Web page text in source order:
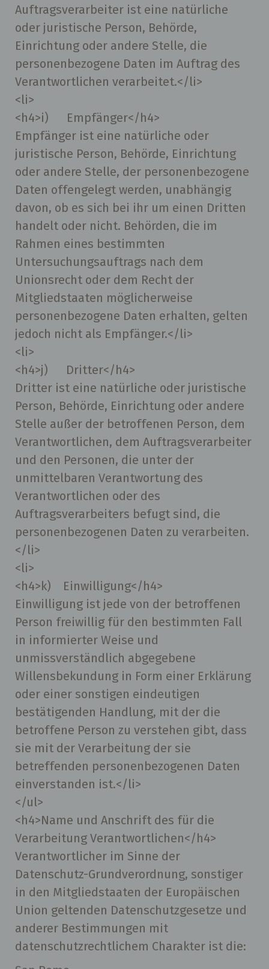
Auftragsverarbeiter ist eine natürliche
oder juristische Person, Behörde,
Einrichtung oder andere Stelle, die
personenbezogene Daten im Auftrag des
Verantwortlichen verarbeitet.</li>
<li>
<h4>i) Empfänger</h4>
Empfänger ist eine natürliche oder
juristische Person, Behörde, Einrichtung
oder andere Stelle, der personenbezogene
Daten offengelegt werden, unabhängig
davon, ob es sich bei ihr um einen Dritten
handelt oder nicht. Behörden, die im
Rahmen eines bestimmten
Untersuchungsauftrags nach dem
Unionsrecht oder dem Recht der
Mitgliedstaaten möglicherweise
personenbezogene Daten erhalten, gelten
jedoch nicht als Empfänger.</li>
<li>
<h4>j) Dritter</h4>
Dritter ist eine natürliche oder juristische
Person, Behörde, Einrichtung oder andere
Stelle außer der betroffenen Person, dem
Verantwortlichen, dem Auftragsverarbeiter
und den Personen, die unter der
unmittelbaren Verantwortung des
Verantwortlichen oder des
Auftragsverarbeiters befugt sind, die
personenbezogenen Daten zu verarbeiten.
</li>
<li>
<h4>k) Einwilligung</h4>
Einwilligung ist jede von der betroffenen
Person freiwillig für den bestimmten Fall
in informierter Weise und
unmissverständlich abgegebene
Willensbekundung in Form einer Erklärung
oder einer sonstigen eindeutigen
bestätigenden Handlung, mit der die
betroffene Person zu verstehen gibt, dass
sie mit der Verarbeitung der sie
betreffenden personenbezogenen Daten
einverstanden ist.</li>
</ul>
<h4>Name und Anschrift des für die
Verarbeitung Verantwortlichen</h4>
Verantwortlicher im Sinne der
Datenschutz-Grundverordnung, sonstiger
in den Mitgliedstaaten der Europäischen
Union geltenden Datenschutzgesetze und
anderer Bestimmungen mit
datenschutzrechtlichem Charakter ist die: